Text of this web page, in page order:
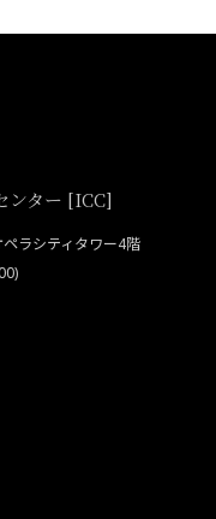
ンター [ICC]
ラシティタワー4階